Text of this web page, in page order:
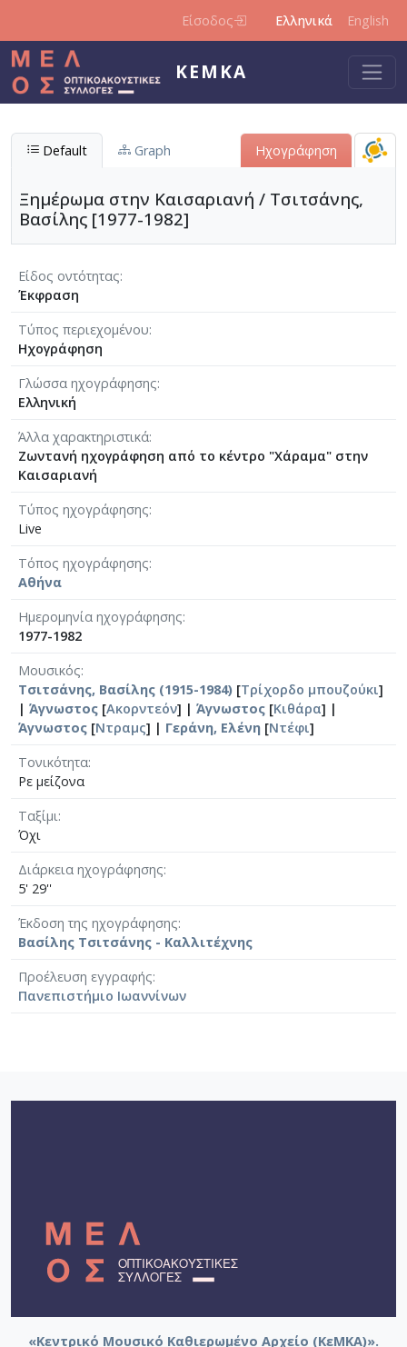
Είσοδος Ελληνικά English
ΚΕΜΚΑ
Default Graph Ηχογράφηση
Ξημέρωμα στην Καισαριανή / Τσιτσάνης,
Βασίλης [1977-1982]
Είδος οντότητας
Έκφραση
Τύπος περιεχομένου
Ηχογράφηση
Γλώσσα ηχογράφησης
Ελληνική
Άλλα χαρακτηριστικά
Ζωντανή ηχογράφηση από το κέντρο "Χάραμα" στην
Καισαριανή
Τύπος ηχογράφησης
Live
Τόπος ηχογράφησης
Αθήνα
Ημερομηνία ηχογράφησης
1977-1982
Μουσικός
Τσιτσάνης, Βασίλης (1915-1984) [Τρίχορδο μπουζούκι]
| Άγνωστος [Ακορντεόν] | Άγνωστος [Κιθάρα] |
Άγνωστος [Ντραμς] | Γεράνη, Ελένη [Ντέφι]
Τονικότητα
Ρε μείζονα
Ταξίμι
Όχι
Διάρκεια ηχογράφησης
5' 29''
Έκδοση της ηχογράφησης
Βασίλης Τσιτσάνης - Καλλιτέχνης
Προέλευση εγγραφής
Πανεπιστήμιο Ιωαννίνων
«Κεντρικό Μουσικό Καθιερωμένο Αρχείο (ΚεΜΚΑ)».